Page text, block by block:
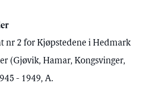
nr 2 for Kjøpstedene i Hedmark
(Gjøvik, Hamar, Kongsvinger,
- 1949, A.